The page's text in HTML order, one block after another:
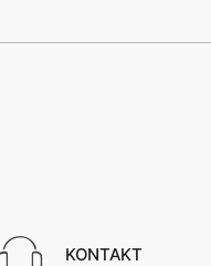
KONTAKT